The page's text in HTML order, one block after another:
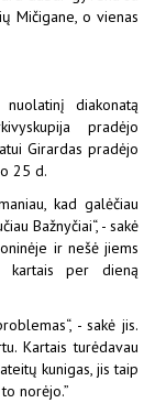
Mičigane, o vienas
diakonatą
pradėjo
Girardas pradėjo
25 d.
kad galėčiau
Bažnyčiai“, - sakė
ir nešė jiems
kartais per dieną
- sakė jis.
Kartais turėdavau
kunigas, jis taip
norėjo.”